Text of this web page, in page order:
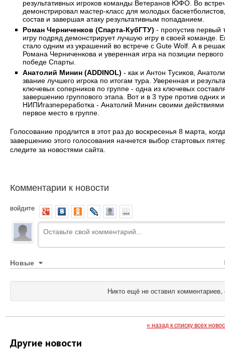
результативных игроков команды Ветеранов ЮФО. Во
демонстрировал мастер-класс для молодых
состав и завершая атаку результативным попаданием.
Роман Черниченков (Спарта-КубГТУ) - пропустив
игру подряд демонстрирует лучшую игру в своей команде.
стало одним из украшений во встрече с Gute Wolf. А в
Романа Черниченкова и уверенная игра на позиции
победе Спарты.
Анатолий Минин (ADDINOL) - как и Антон Тусиков,
звание лучшего игрока по итогам тура. Уверенная и
ключевых соперников по группе - одна из ключевых
завершению группового этапа. Вот и в 3 туре против одних
НИПИгазпереработка - Анатолий Минин своими
первое место в группе.
Голосование продлится в этот раз до воскресенья 8 марта,
завершению этого голосования начнется выбор стартовых
следите за новостями сайта.
Комментарии к новости
войдите
Новые
Никто ещё не оставил комментариев,
« назад к списку всех
Другие новости